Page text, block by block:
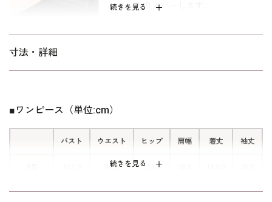
続きを見る
しっかりカバーします。
スナッップボタンの奥にはファスナー
寸法・詳細
続きを見る
■ワンピース（単位:cm）
バスト ウエスト ヒップ 肩幅 着丈 袖丈
98.0 105.5
13号 109.0 106.0 113.5 39.0 106.0 46.0